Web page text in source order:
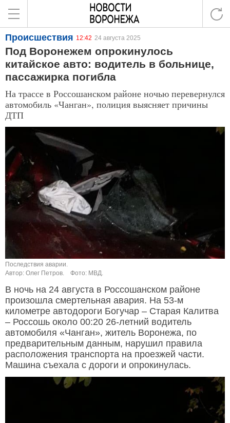
Происшествия 12:42 24 августа 2025
Под Воронежем опрокинулось
китайское авто: водитель в больнице,
пассажирка погибла
На трассе в Россошанском районе ночью перевернулся
автомобиль «Чанган», полиция выясняет причины
ДТП
Последствия аварии.
Автор: Олег Петров.
Фото: МВД.
В ночь на 24 августа в Россошанском районе
произошла смертельная авария. На 53-м
километре автодороги Богучар – Старая Калитва
– Россошь около 00:20 26-летний водитель
автомобиля «Чанган», житель Воронежа, по
предварительным данным, нарушил правила
расположения транспорта на проезжей части.
Машина съехала с дороги и опрокинулась.